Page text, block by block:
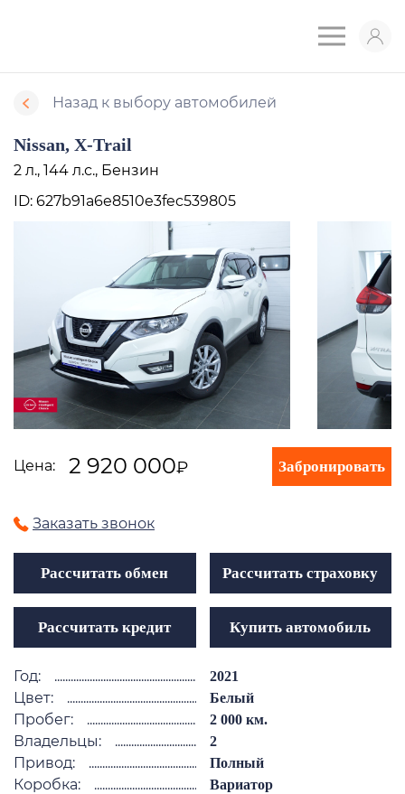
Назад к выбору автомобилей
Nissan, X-Trail
2 л., 144 л.с., Бензин
ID: 627b91a6e8510e3fec539805
Цена: 2 920 000₽ Забронировать
Заказать звонок
Рассчитать обмен Рассчитать страховку
Рассчитать кредит Купить автомобиль
Год: 2021
Цвет: Белый
Пробег: 2 000 км.
Владельцы: 2
Привод: Полный
Коробка: Вариатор